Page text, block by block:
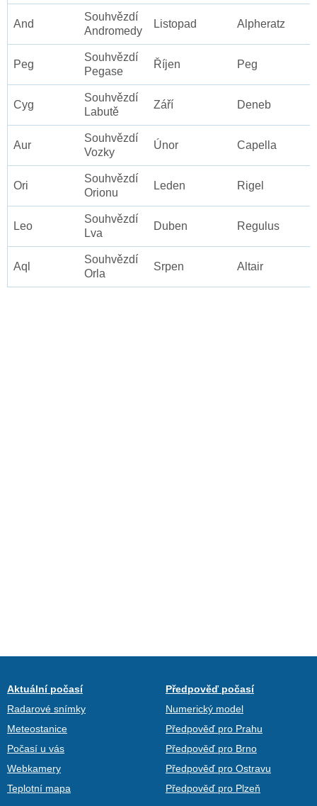
And
Souhvězdí
Andromedy
Listopad Alpheratz
Peg
Souhvězdí
Pegase
Říjen Peg
Cyg
Souhvězdí
Labutě
Září Deneb
Aur
Souhvězdí
Vozky
Únor Capella
Ori
Souhvězdí
Orionu
Leden Rigel
Leo
Souhvězdí
Lva
Duben Regulus
Aql
Souhvězdí
Orla
Srpen Altair
Aktuální počasí
Radarové snímky
Meteostanice
Počasí u vás
Webkamery
Teplotní mapa
Předpověď počasí
Numerický model
Předpověď pro Prahu
Předpověď pro Brno
Předpověď pro Ostravu
Předpověď pro Plzeň